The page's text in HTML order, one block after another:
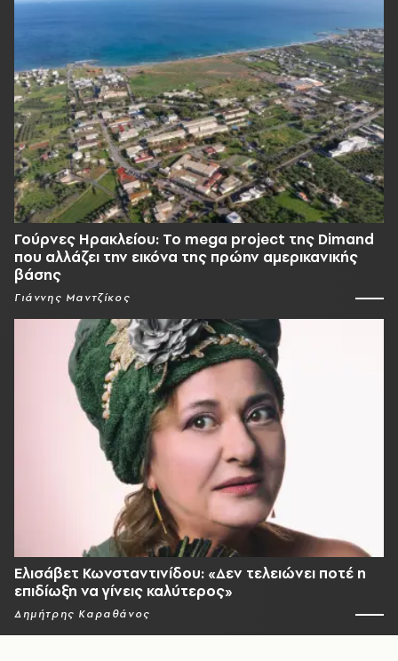
Γούρνες Ηρακλείου: To mega project της Dimand
που αλλάζει την εικόνα της πρώην αμερικανικής
βάσης
Γιάννης Μαντζίκος
Ελισάβετ Κωνσταντινίδου: «Δεν τελειώνει ποτέ η
επιδίωξη να γίνεις καλύτερος»
Δημήτρης Καραθάνος